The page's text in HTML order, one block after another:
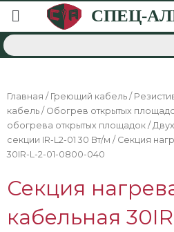
Главная / Греющий кабель /
кабель / Обогрев открытых
обогрева открытых площадок /
секции IR-L2-01 30 Вт/м / Секция
30IR-L-2-01-0800-040
Секция
кабельная